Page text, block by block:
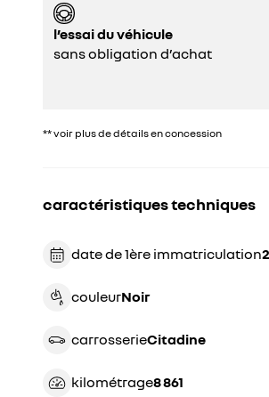
l’essai du véhicule
sans obligation d’achat
** voir plus de détails en concession
caractéristiques techniques
date de 1ère immatriculation
couleur noir
carrosserie citadine
kilométrage 8 861